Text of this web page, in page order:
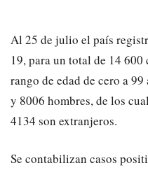
Al 25 de julio el país
19, para un total de 14
rango de edad de cero a
y 8006 hombres, de los
4134 son extranjeros.
Se contabilizan casos